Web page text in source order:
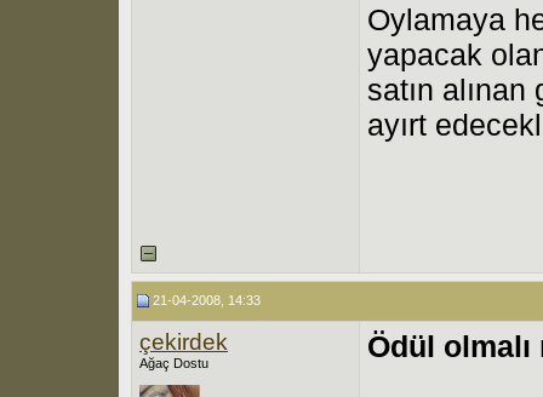
Oylamaya
yapacak
satın
ayırt
21-04-2008, 14:33
çekirdek
Ağaç Dostu Ödül olmalı